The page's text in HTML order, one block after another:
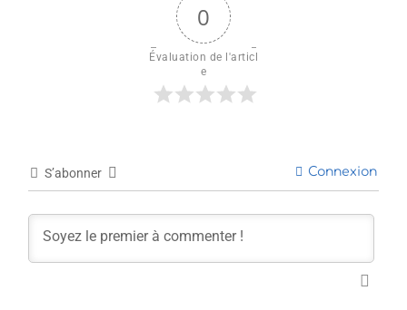
0
Évaluation de l'articl
e
S’abonner Connexion